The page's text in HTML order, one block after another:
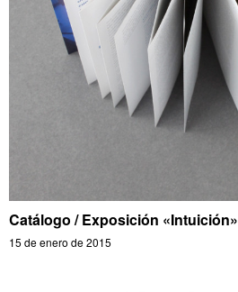
Catálogo / Exposición «Intuición»
15 de enero de 2015